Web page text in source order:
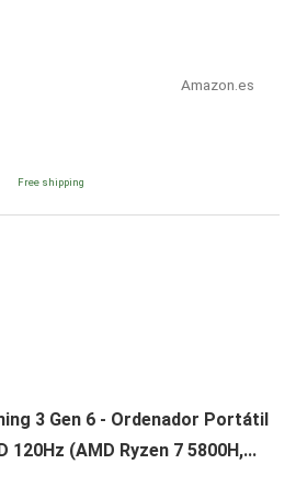
Amazon.es
Free shipping
3 Gen 6 - Ordenador Portátil
120Hz (AMD Ryzen 7 5800H,...